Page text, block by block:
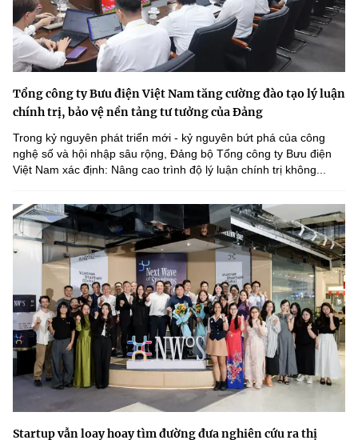
Tổng công ty Bưu điện Việt Nam tăng cường đào tạo lý luận
chính trị, bảo vệ nền tảng tư tưởng của Đảng
Trong kỷ nguyên phát triển mới - kỷ nguyên bứt phá của công
nghệ số và hội nhập sâu rộng, Đảng bộ Tổng công ty Bưu điện
Việt Nam xác định: Nâng cao trình độ lý luận chính trị không...
Startup vẫn loay hoay tìm đường đưa nghiên cứu ra thị